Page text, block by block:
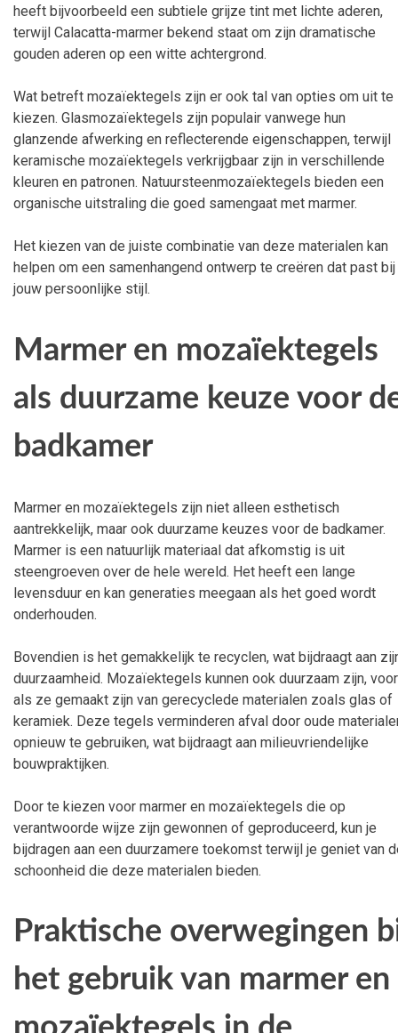
heeft bijvoorbeeld een subtiele grijze tint met lichte aderen,
terwijl Calacatta-marmer bekend staat om zijn dramatische
gouden aderen op een witte achtergrond.
Wat betreft mozaïektegels zijn er ook tal van opties om uit te
kiezen. Glasmozaïektegels zijn populair vanwege hun
glanzende afwerking en reflecterende eigenschappen, terwijl
keramische mozaïektegels verkrijgbaar zijn in verschillende
kleuren en patronen. Natuursteenmozaïektegels bieden een
organische uitstraling die goed samengaat met marmer.
Het kiezen van de juiste combinatie van deze materialen kan
helpen om een samenhangend ontwerp te creëren dat past bij
jouw persoonlijke stijl.
Marmer en mozaïektegels
als duurzame keuze voor
badkamer
Marmer en mozaïektegels zijn niet alleen esthetisch
aantrekkelijk, maar ook duurzame keuzes voor de badkamer.
Marmer is een natuurlijk materiaal dat afkomstig is uit
steengroeven over de hele wereld. Het heeft een lange
levensduur en kan generaties meegaan als het goed wordt
onderhouden.
Bovendien is het gemakkelijk te recyclen, wat bijdraagt aan
duurzaamheid. Mozaïektegels kunnen ook duurzaam zijn,
als ze gemaakt zijn van gerecyclede materialen zoals glas of
keramiek. Deze tegels verminderen afval door oude
opnieuw te gebruiken, wat bijdraagt aan milieuvriendelijke
bouwpraktijken.
Door te kiezen voor marmer en mozaïektegels die op
verantwoorde wijze zijn gewonnen of geproduceerd, kun je
bijdragen aan een duurzamere toekomst terwijl je geniet van
schoonheid die deze materialen bieden.
Praktische overwegingen
het gebruik van marmer en